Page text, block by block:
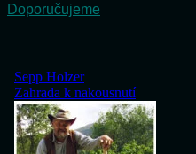
Doporučujeme